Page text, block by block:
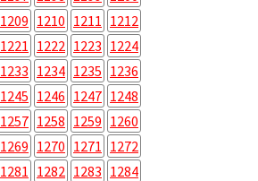
1209 1210 1211 1212
1221 1222 1223 1224
1233 1234 1235 1236
1245 1246 1247 1248
1257 1258 1259 1260
1269 1270 1271 1272
1281 1282 1283 1284